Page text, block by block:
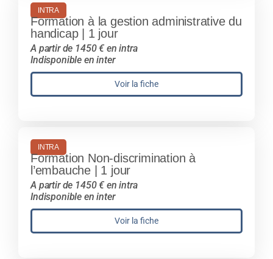
INTRA
Formation à la gestion administrative du
handicap | 1 jour
A partir de 1450 € en intra
Indisponible en inter
Voir la fiche
INTRA
Formation Non-discrimination à
l’embauche | 1 jour
A partir de 1450 € en intra
Indisponible en inter
Voir la fiche